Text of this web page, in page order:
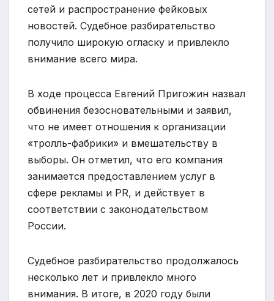
сетей и распространение фейковых
новостей. Судебное разбирательство
получило широкую огласку и привлекло
внимание всего мира.
В ходе процесса Евгений Пригожин назвал
обвинения безосновательными и заявил,
что не имеет отношения к организации
«тролль-фабрики» и вмешательству в
выборы. Он отметил, что его компания
занимается предоставлением услуг в
сфере рекламы и PR, и действует в
соответствии с законодательством
России.
Судебное разбирательство продолжалось
несколько лет и привлекло много
внимания. В итоге, в 2020 году были